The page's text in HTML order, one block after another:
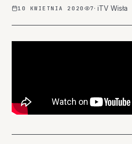
10 KWIETNIA 2020 7 ·iTV Wisła